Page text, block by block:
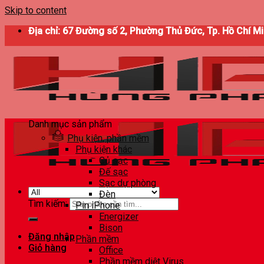
Skip to content
Địa chỉ: 67 Đường số 2, Phường Thủ Đức, Tp. Hồ Chí
Tìm kiếm:
Đăng nhập
Giỏ hàng
Danh mục sản phẩm
Phụ kiện, phần mềm
Phụ kiện khác
Củ sạc
Đế sạc
Sạc dự phòng
Đèn
Pin iPhone
Energizer
Bison
Phần mềm
Office
Phần mềm diệt Virus